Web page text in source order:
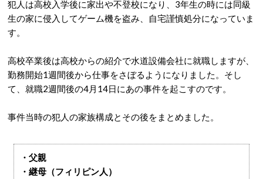
犯人は高校入学後に家出や不登校になり、3年生の時には同級
生の家に侵入してゲーム機を盗み、自宅謹慎処分になっていま
す。
高校卒業後は高校からの紹介で水道設備会社に就職しますが、
勤務開始1週間後から仕事をさぼるようになりました。そし
て、就職2週間後の4月14日にあの事件を起こすのです。
事件当時の犯人の家族構成とその後をまとめました。
・父親
・継母（フィリピン人）